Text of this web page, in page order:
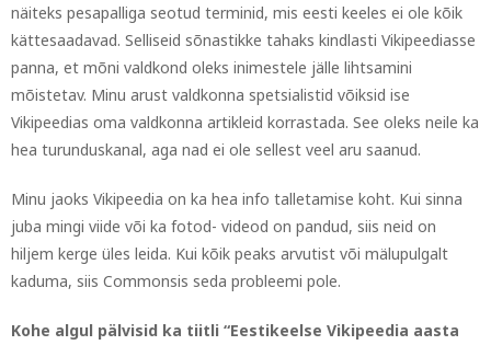
näiteks pesapalliga seotud terminid, mis eesti keeles ei ole kõik
kättesaadavad. Selliseid sõnastikke tahaks kindlasti Vikipeediasse
panna, et mõni valdkond oleks inimestele jälle lihtsamini
mõistetav. Minu arust valdkonna spetsialistid võiksid ise
Vikipeedias oma valdkonna artikleid korrastada. See oleks neile ka
hea turunduskanal, aga nad ei ole sellest veel aru saanud.
Minu jaoks Vikipeedia on ka hea info talletamise koht. Kui sinna
juba mingi viide või ka fotod- videod on pandud, siis neid on
hiljem kerge üles leida. Kui kõik peaks arvutist või mälupulgalt
kaduma, siis Commonsis seda probleemi pole.
Kohe algul pälvisid ka tiitli “Eestikeelse Vikipeedia aasta